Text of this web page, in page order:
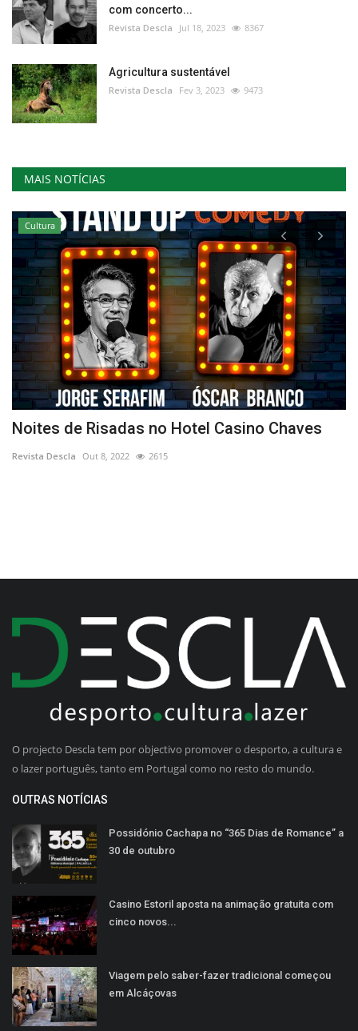
com concerto...
Revista Descla Jul 18, 2023 8367
Agricultura sustentável
Revista Descla Fev 3, 2023 9473
MAIS NOTÍCIAS
Cultura
Noites de Risadas no Hotel Casino Chaves
Revista Descla Out 8, 2022 2615
O projecto Descla tem por objectivo promover o desporto, a cultura e
o lazer português, tanto em Portugal como no resto do mundo.
OUTRAS NOTÍCIAS
Possidónio Cachapa no “365 Dias de Romance” a
30 de outubro
Casino Estoril aposta na animação gratuita com
cinco novos...
Viagem pelo saber-fazer tradicional começou
em Alcáçovas